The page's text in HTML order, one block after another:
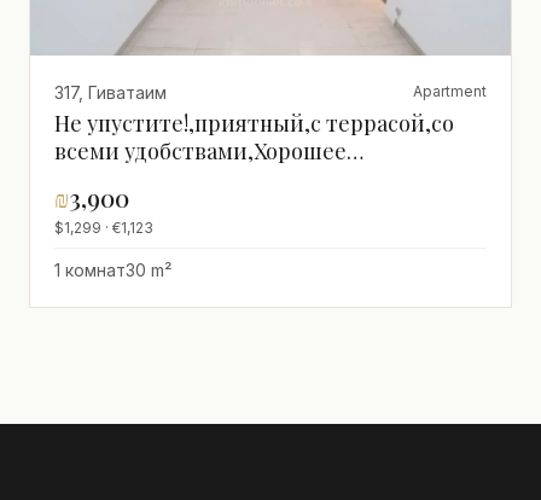
317, Гиватаим Apartment
Не упустите!,приятный,с террасой,со
всеми удобствами,Хорошее
место,После ремонта,просторный
₪3,900
$1,299 · €1,123
1 комнат30 m²